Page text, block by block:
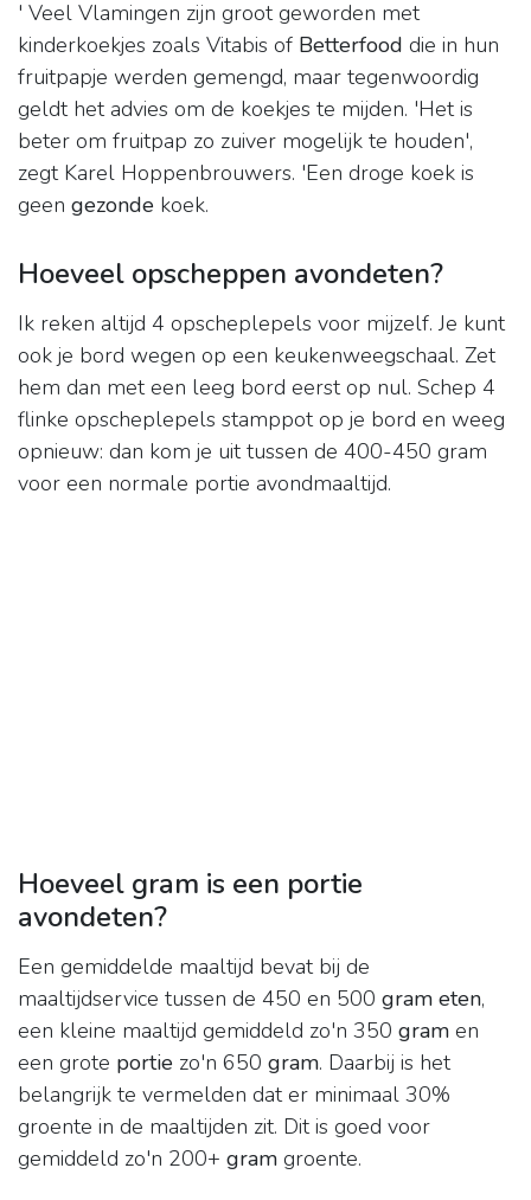
' Veel Vlamingen zijn groot geworden met
kinderkoekjes zoals Vitabis of Betterfood die in hun
fruitpapje werden gemengd, maar tegenwoordig
geldt het advies om de koekjes te mijden. 'Het is
beter om fruitpap zo zuiver mogelijk te houden',
zegt Karel Hoppenbrouwers. 'Een droge koek is
geen gezonde koek.
Hoeveel opscheppen avondeten?
Ik reken altijd 4 opscheplepels voor mijzelf. Je kunt
ook je bord wegen op een keukenweegschaal. Zet
hem dan met een leeg bord eerst op nul. Schep 4
flinke opscheplepels stamppot op je bord en weeg
opnieuw: dan kom je uit tussen de 400-450 gram
voor een normale portie avondmaaltijd.
Hoeveel gram is een portie
avondeten?
Een gemiddelde maaltijd bevat bij de
maaltijdservice tussen de 450 en 500 gram eten,
een kleine maaltijd gemiddeld zo'n 350 gram en
een grote portie zo'n 650 gram. Daarbij is het
belangrijk te vermelden dat er minimaal 30%
groente in de maaltijden zit. Dit is goed voor
gemiddeld zo'n 200+ gram groente.